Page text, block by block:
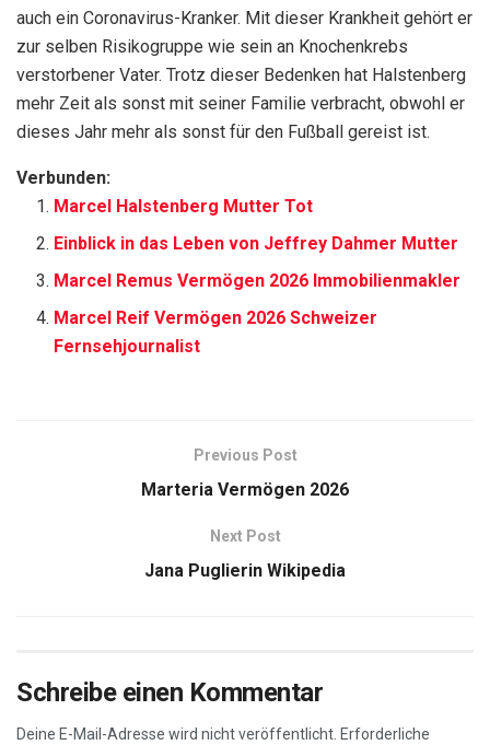
auch ein Coronavirus-Kranker. Mit dieser Krankheit gehört er
zur selben Risikogruppe wie sein an Knochenkrebs
verstorbener Vater. Trotz dieser Bedenken hat Halstenberg
mehr Zeit als sonst mit seiner Familie verbracht, obwohl er
dieses Jahr mehr als sonst für den Fußball gereist ist.
Verbunden:
Marcel Halstenberg Mutter Tot
Einblick in das Leben von Jeffrey Dahmer Mutter
Marcel Remus Vermögen 2026 Immobilienmakler
Marcel Reif Vermögen 2026 Schweizer
Fernsehjournalist
Previous Post
Marteria Vermögen 2026
Next Post
Jana Puglierin Wikipedia
Schreibe einen Kommentar
Deine E-Mail-Adresse wird nicht veröffentlicht. Erforderliche